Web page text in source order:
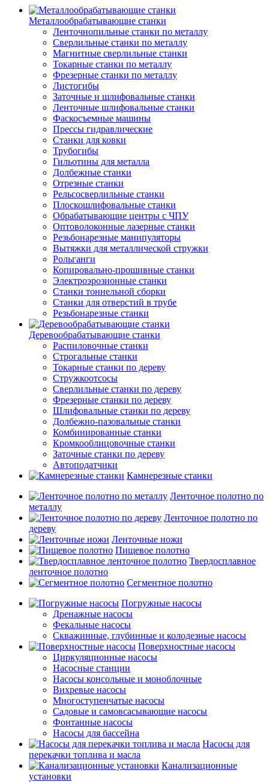
Металлообрабатывающие станки
Ленточнопильные станки по металлу
Сверлильные станки по металлу
Магнитные сверлильные станки
Токарные станки по металлу
Фрезерные станки по металлу
Листогибы
Заточные и шлифовальные станки
Ленточные шлифовальные станки
Фаскосъемные машины
Прессы гидравлические
Станки для ковки
Трубогибы
Гильотины для металла
Долбежные станки
Отрезные станки
Рельсосверлильные станки
Плоскошлифовальные станки
Обрабатывающие центры с ЧПУ
Оптоволоконные лазерные станки
Резьбонарезные манипуляторы
Вытяжки для металлической стружки
Рольганги
Копировально-прошивные станки
Электроэрозионные станки
Станки тоннельной сборки
Станки для отверстий в трубе
Резьбонарезные станки
Деревообрабатывающие станки
Распиловочные станки
Строгальные станки
Токарные станки по дереву
Стружкоотсосы
Сверлильные станки по дереву
Фрезерные станки по дереву
Шлифовальные станки по дереву
Долбежно-пазовальные станки
Комбинированные станки
Кромкооблицовочные станки
Заточные станки по дереву
Автоподатчики
Камнерезные станки
Ленточное полотно по
металлу
Ленточное полотно по
дереву
Ленточные ножи
Пищевое полотно
Твердосплавное
ленточное полотно
Сегментное полотно
Погружные насосы
Дренажные насосы
Фекальные насосы
Скважинные, глубинные и колодезные насосы
Поверхностные насосы
Циркуляционные насосы
Насосные станции
Насосы консольные и моноблочные
Вихревые насосы
Многоступенчатые насосы
Садовые и самовсасывающие насосы
Фонтанные насосы
Насосы для бассейна
Насосы для
перекачки топлива и масла
Канализационные
установки